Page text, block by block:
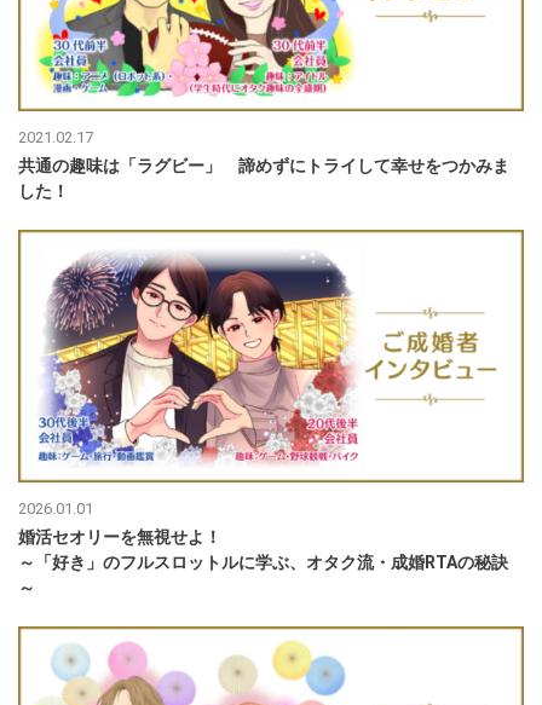
2021.02.17
共通の趣味は「ラグビー」 諦めずにトライして幸せをつかみま
した！
2026.01.01
婚活セオリーを無視せよ！
～「好き」のフルスロットルに学ぶ、オタク流・成婚RTAの秘訣
～